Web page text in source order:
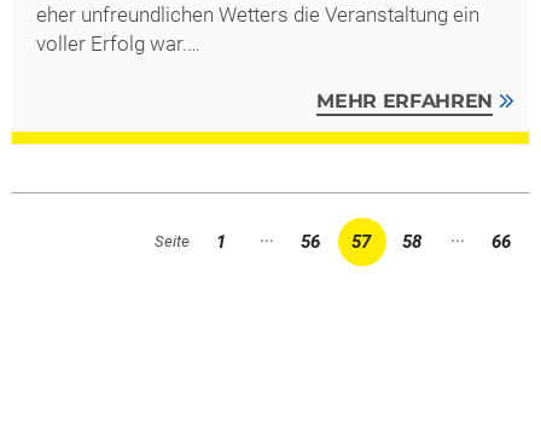
eher unfreundlichen Wetters die Veranstaltung ein
voller Erfolg war.…
MEHR ERFAHREN
Seite 1 ... 56 57 58 ... 66